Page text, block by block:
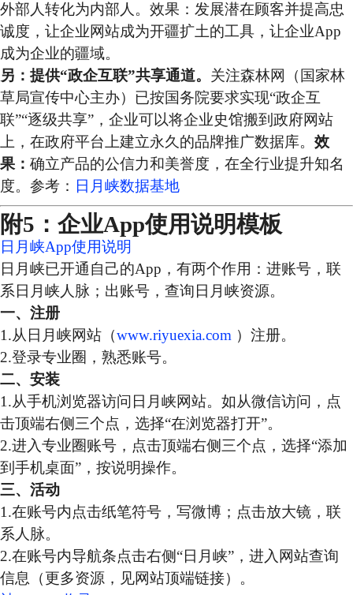
外部人转化为内部人。效果：发展潜在顾客并提高忠
诚度，让企业网站成为开疆扩土的工具，让企业App
成为企业的疆域。
另：提供“政企互联”共享通道。 关注森林网（国家林
草局宣传中心主办）已按国务院要求实现“政企互
联”“逐级共享”，企业可以将企业史馆搬到政府网站
上，在政府平台上建立永久的品牌推广数据库。 效
果： 确立产品的公信力和美誉度，在全行业提升知名
度。参考： 日月峡数据基地
附5：企业App使用说明模板
日月峡App使用说明
日月峡已开通自己的App，有两个作用：进账号，联
系日月峡人脉；出账号，查询日月峡资源。
一、注册
1.从日月峡网站（www.riyuexia.com ）注册。
2.登录专业圈，熟悉账号。
二、安装
1.从手机浏览器访问日月峡网站。如从微信访问，点
击顶端右侧三个点，选择“在浏览器打开”。
2.进入专业圈账号，点击顶端右侧三个点，选择“添加
到手机桌面”，按说明操作。
三、活动
1.在账号内点击纸笔符号，写微博；点击放大镜，联
系人脉。
2.在账号内导航条点击右侧“日月峡”，进入网站查询
信息（更多资源，见网站顶端链接）。